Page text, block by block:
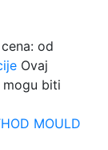
od
Ovaj
biti